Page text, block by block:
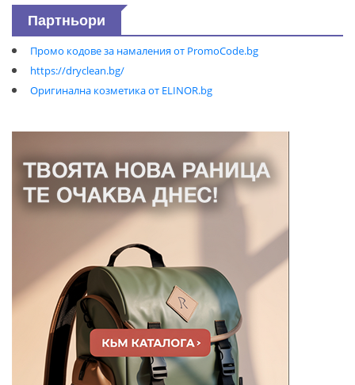
Партньори
Промо кодове за намаления от PromoCode.bg
https://dryclean.bg/
Оригинална козметика от ELINOR.bg